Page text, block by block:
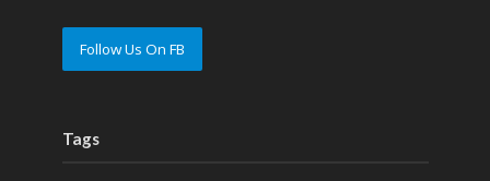
Follow Us On FB
Tags